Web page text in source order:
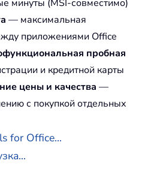
минуты (MSI-совместимо)
— максимальная
приложениями Office
пробная
и кредитной карты
цены и качества —
с покупкой отдельных
for Office...